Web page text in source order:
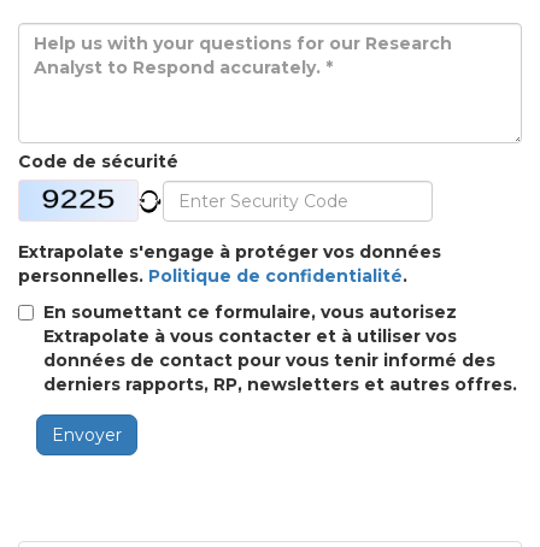
Code de sécurité
Extrapolate s'engage à protéger vos données
personnelles. Politique de confidentialité.
En soumettant ce formulaire, vous autorisez
Extrapolate à vous contacter et à utiliser vos
données de contact pour vous tenir informé des
derniers rapports, RP, newsletters et autres offres.
Envoyer